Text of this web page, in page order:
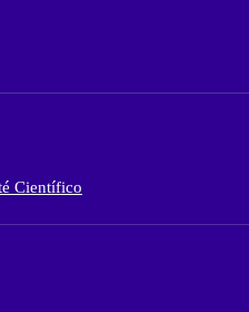
Científico